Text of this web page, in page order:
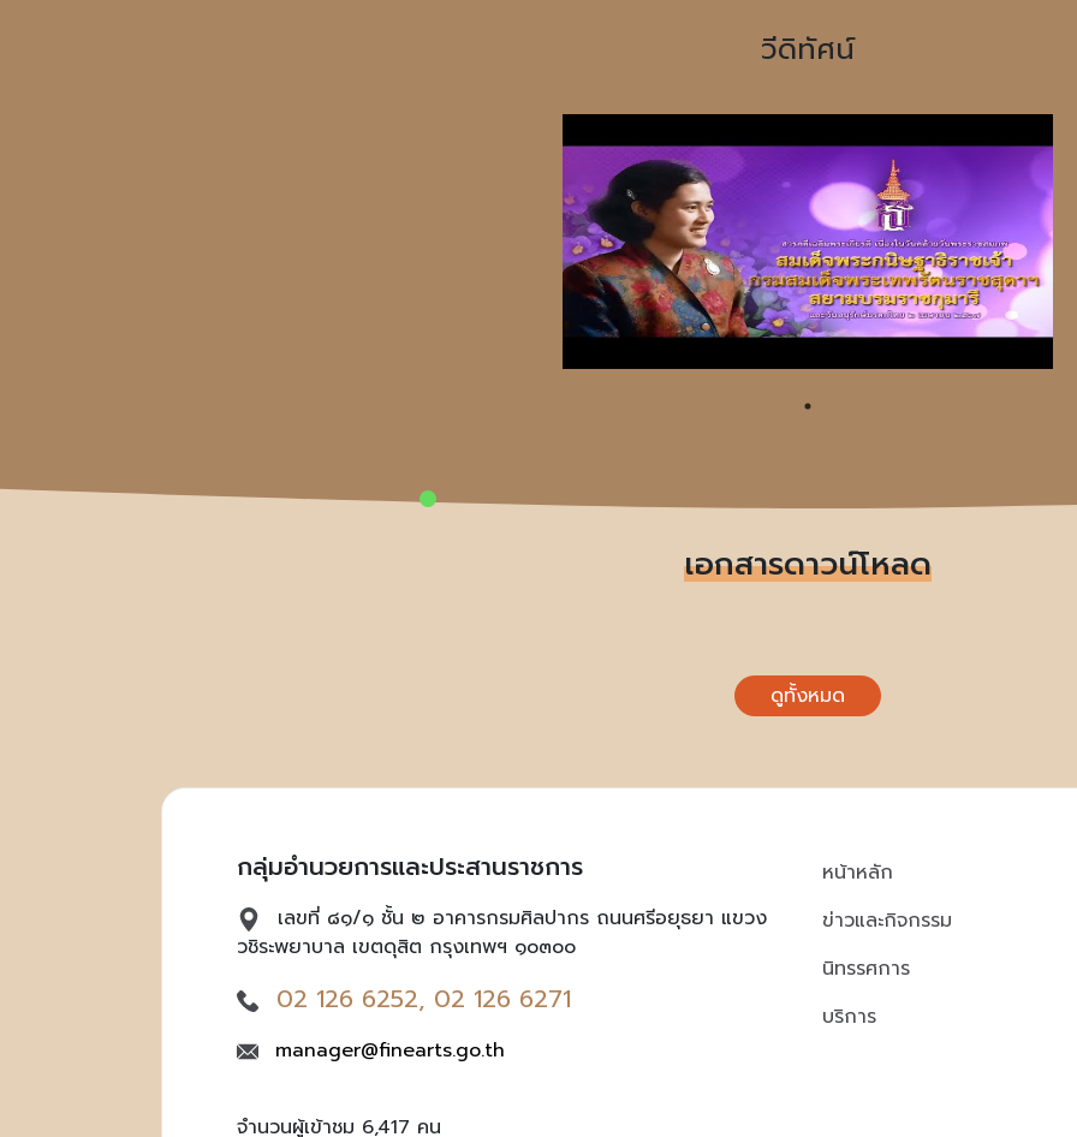
วีดิทัศน์
เอกสารดาวน์โหลด
ดูทั้งหมด
กลุ่มอำนวยการและประสานราชการ
เลขที่ ๘๑/๑ ชั้น ๒ อาคารกรมศิลปากร ถนนศรีอยุธยา แขวง
วชิระพยาบาล เขตดุสิต กรุงเทพฯ ๑๐๓๐๐
02 126 6252, 02 126 6271
manager@finearts.go.th
จำนวนผู้เข้าชม 6,417 คน
หน้าหลัก
ข่าวและกิจกรรม
นิทรรศการ
บริการ